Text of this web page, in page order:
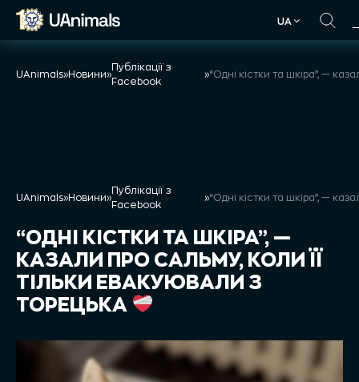
Skip
UA
UAnimals»Новини»
Публікації з
Facebook
»
UAnimals»Новини»
Публікації з
Facebook
»
“ОДНІ КІСТКИ ТА ШКІРА”, —
КАЗАЛИ ПРО САЛЬМУ, КОЛИ ЇЇ
ТІЛЬКИ ЕВАКУЮВАЛИ З
ТОРЕЦЬКА